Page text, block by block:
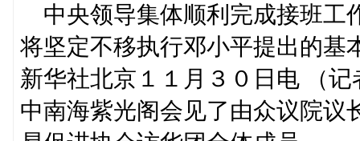
中央领导集体顺利完成接班工
将坚定不移执行邓小平提出的基
新华社北京１１月３０日电 （
中南海紫光阁会见了由众议院议